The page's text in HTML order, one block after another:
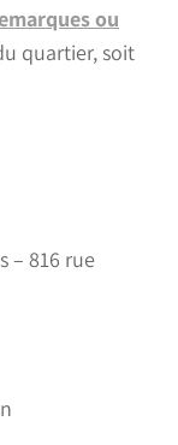
ou
quartier, soit
– 816 rue